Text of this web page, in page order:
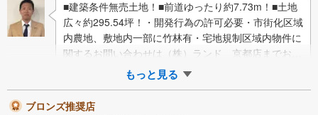
■建築条件無売土地！■前道ゆったり約7.73m！■土地
広々約295.54坪！・開発行為の許可必要・市街化区域
内農地、敷地内一部に竹林有・宅地規制区域内物件に
関するお問い合わせは（株）ランド 京都店までお気
軽にお問い合わせくださいま…
もっと見る
ブロンズ推奨店